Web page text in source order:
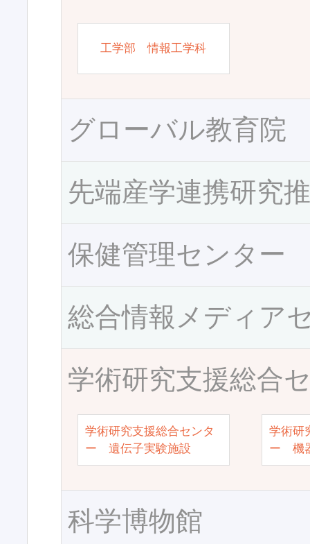
工学部 情報工学科
グローバル教育院
先端産学連携研究
保健管理センター
総合情報メディア
学術研究支援総合
学術研究支援総合センタ
ー 遺伝子実験施設
学術研
ー 機
科学博物館